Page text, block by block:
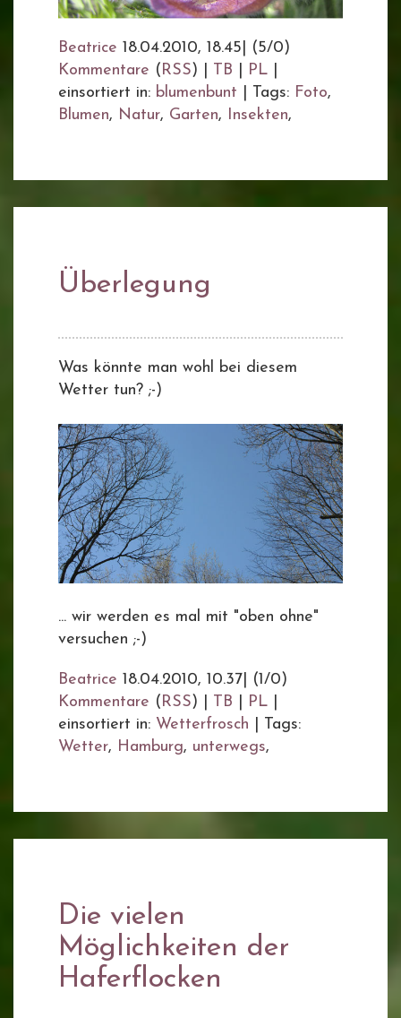
Beatrice 18.04.2010, 18.45
(5/0)
Kommentare ( RSS) | TB PL
einsortiert in: blumenbunt Tags: Foto,
Blumen, Natur, Garten, Insekten,
Überlegung
Was könnte man wohl bei diesem
Wetter tun? ;-)
... wir werden es mal mit "oben ohne"
versuchen ;-)
Beatrice 18.04.2010, 10.37
(1/0)
Kommentare ( RSS) | TB PL
einsortiert in: Wetterfrosch
Tags:
Wetter, Hamburg, unterwegs,
Die vielen
Möglichkeiten der
Haferflocken